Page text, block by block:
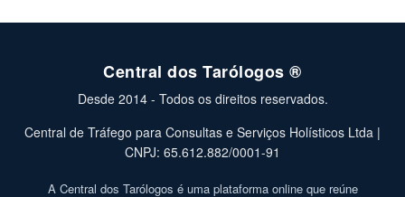
Central dos Tarólogos ®
Desde 2014 - Todos os direitos reservados.
Central de Tráfego para Consultas e Serviços Holísticos Ltda |
CNPJ: 65.612.882/0001-91
A Central dos Tarólogos é uma plataforma online que reúne